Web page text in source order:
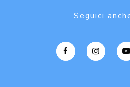
Seguici